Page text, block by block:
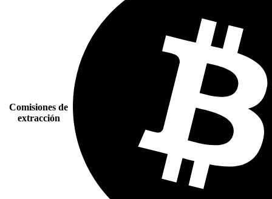
Comisiones de
extracción